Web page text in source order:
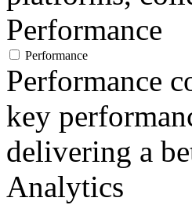
Performance
Performance
Performance
key
delivering a
Analytics